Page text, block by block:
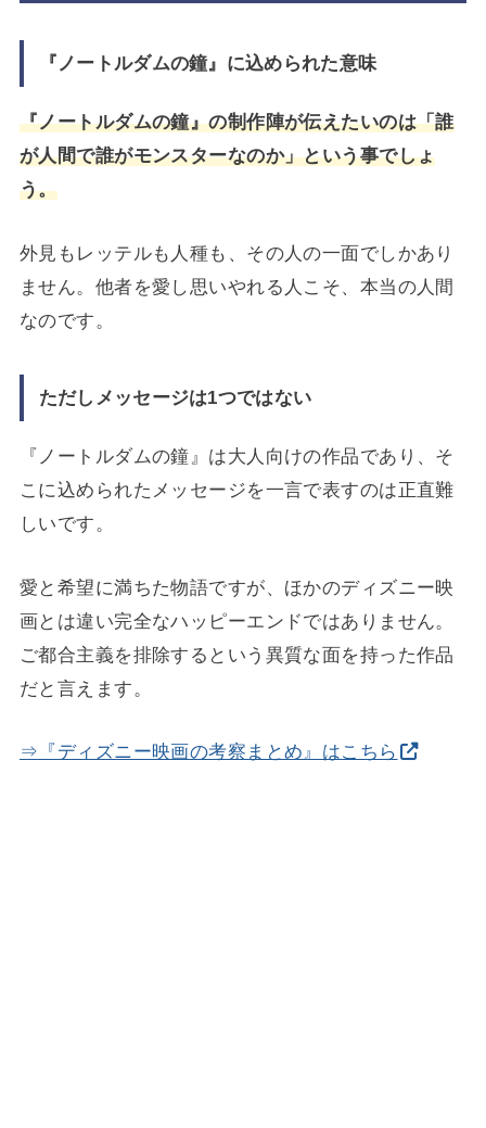
『ノートルダムの鐘』に込められた意味
『ノートルダムの鐘』の制作陣が伝えたいのは「誰
が人間で誰がモンスターなのか」という事でしょ
う。
外見もレッテルも人種も、その人の一面でしかあり
ません。他者を愛し思いやれる人こそ、本当の人間
なのです。
ただしメッセージは1つではない
『ノートルダムの鐘』は大人向けの作品であり、そ
こに込められたメッセージを一言で表すのは正直難
しいです。
愛と希望に満ちた物語ですが、ほかのディズニー映
画とは違い完全なハッピーエンドではありません。
ご都合主義を排除するという異質な面を持った作品
だと言えます。
⇒『ディズニー映画の考察まとめ』はこちら